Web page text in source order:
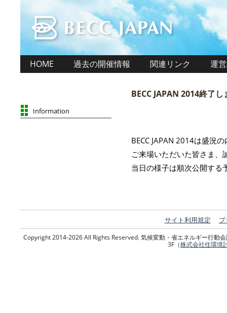
HOME 過去の開催情報 関連リンク 運
Information
BECC JAPAN 2014終了し
BECC JAPAN 2014は盛況
ご来場いただいた皆さま、
当日の様子は順次公開する
サイト利用規定
Copyright 2014-2026 All Rights Reserved. 気候変動・省エネルギー行動
3F（株式会社住環境